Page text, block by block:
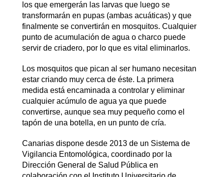
los que emergerán las larvas que luego se
transformarán en pupas (ambas acuáticas) y que
finalmente se convertirán en mosquitos. Cualquier
punto de acumulación de agua o charco puede
servir de criadero, por lo que es vital eliminarlos.
Los mosquitos que pican al ser humano necesitan
estar criando muy cerca de éste. La primera
medida está encaminada a controlar y eliminar
cualquier acúmulo de agua ya que puede
convertirse, aunque sea muy pequeño como el
tapón de una botella, en un punto de cría.
Canarias dispone desde 2013 de un Sistema de
Vigilancia Entomológica, coordinado por la
Dirección General de Salud Pública en